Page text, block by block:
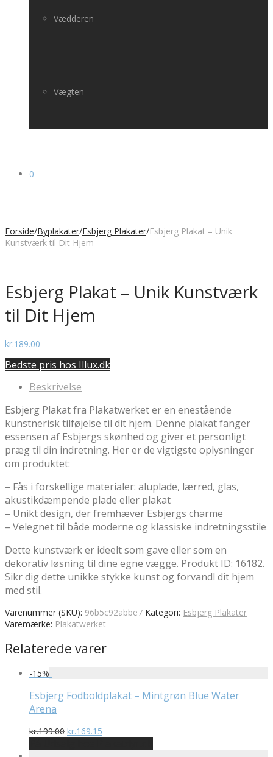
Vædderen
Vægten
0
Forside/Byplakater/Esbjerg Plakater/Esbjerg Plakat – Unik
Kunstværk til Dit Hjem
Esbjerg Plakat – Unik Kunstværk
til Dit Hjem
kr.189.00
Bedste pris hos Illux.dk
Beskrivelse
Esbjerg Plakat fra Plakatwerket er en enestående
kunstnerisk tilføjelse til dit hjem. Denne plakat fanger
essensen af Esbjergs skønhed og giver et personligt
præg til din indretning. Her er de vigtigste oplysninger
om produktet:
– Fås i forskellige materialer: aluplade, lærred, glas,
akustikdæmpende plade eller plakat
– Unikt design, der fremhæver Esbjergs charme
– Velegnet til både moderne og klassiske indretningsstile
Dette kunstværk er ideelt som gave eller som en
dekorativ løsning til dine egne vægge. Produkt ID: 16182.
Sikr dig dette unikke stykke kunst og forvandl dit hjem
med stil.
Varenummer (SKU): 96b5c92abbe7 Kategori: Esbjerg Plakater
Varemærke: Plakatwerket
Relaterede varer
-15%
Esbjerg Fodboldplakat – Mintgrøn Blue Water
Arena
kr.199.00 Den
pris
kr.169.15
pris